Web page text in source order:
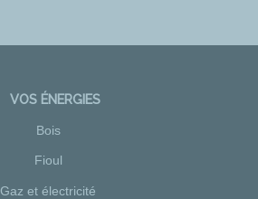
VOS ÉNERGIES
Bois
Fioul
Gaz et électricité